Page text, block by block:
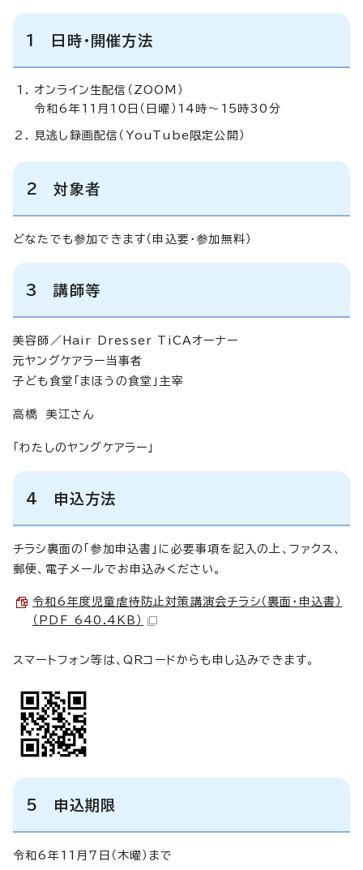
1 日時・開催方法
オンライン生配信（ZOOM）
令和6年11月10日（日曜）14時～15時30分
見逃し録画配信（YouTube限定公開）
2 対象者
どなたでも参加できます（申込要・参加無料）
3 講師等
美容師／Hair Dresser TiCAオーナー
元ヤングケアラー当事者
子ども食堂「まほうの食堂」主宰
高橋 美江さん
「わたしのヤングケアラー」
4 申込方法
チラシ裏面の「参加申込書」に必要事項を記入の上、ファクス、
郵便、電子メールでお申込みください。
令和6年度児童虐待防止対策講演会チラシ（裏面・申込書）
（PDF 640.4KB）
スマートフォン等は、QRコードからも申し込みできます。
5 申込期限
令和6年11月7日（木曜）まで